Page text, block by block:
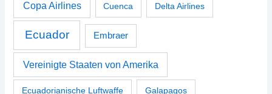
Copa Airlines Cuenca Delta Airlines
Ecuador Embraer
Vereinigte Staaten von Amerika
Ecuadorianische Luftwaffe Galapagos